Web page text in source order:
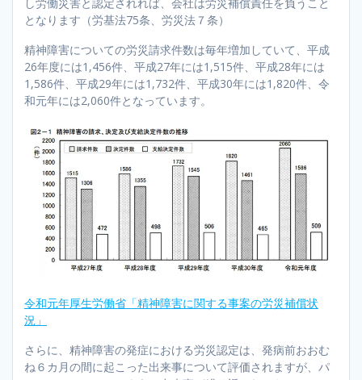
し労働災害と認定されれば、会社は労災補償責任を負うこと
となります（労基法75条、労災法７条）
精神障害についての労災請求件数は毎年増加していて、平成
26年度には1,456件、平成27年には1,515件、平成28年には
1,586件、平成29年には1,732件、平成30年には1,820件、令
和元年には2,060件となっています。
令和元年厚生労働省「精神障害に関する事案の労災補償状
況」
さらに、精神障害の発症における労災認定は、発病前おおむ
ね６カ月の間に起こった出来事について評価されますが、パ